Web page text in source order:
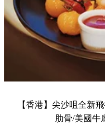
【香港】尖沙咀全新
肋骨/美國牛